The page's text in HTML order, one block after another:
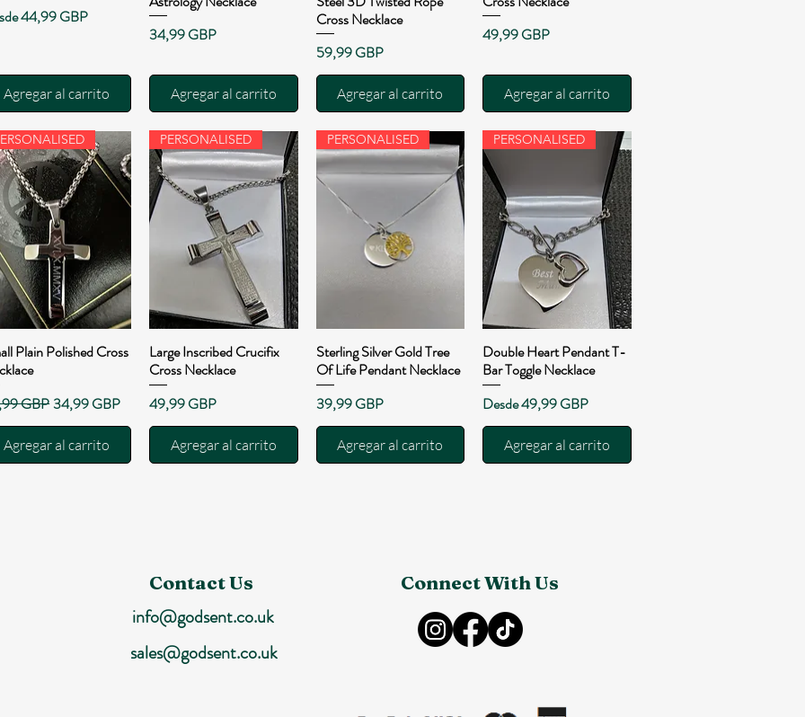
44,99 GBP
de oferta
Agregar al carrito
Precio
34,99 GBP
Agregar al carrito
Cross Necklace
Precio
59,99 GBP
Agregar al carrito
Precio
49,99 GBP
Agregar al carrito
Vista rápida
Plain Polished Cross
GBPPrecio de oferta
34,99 GBP
Agregar al carrito
Vista rápida
PERSONALISED
Large Inscribed Crucifix
Cross Necklace
Precio
49,99 GBP
Agregar al carrito
Vista rápida
PERSONALISED
Sterling Silver Gold Tree
Of Life Pendant Necklace
Precio
39,99 GBP
Agregar al carrito
Vista rápida
PERSONALISED
Double Heart Pendant T-
Bar Toggle Necklace
Desde49,99 GBP
Precio de oferta
Agregar al carrito
Contact Us
info@godsent.co.uk
sales@godsent.co.uk
Connect With Us